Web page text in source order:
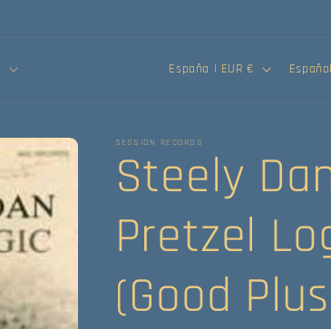
País/región España | EUR € Idioma
Español
SESSION RECORDS
Steely
Pretzel
(Good